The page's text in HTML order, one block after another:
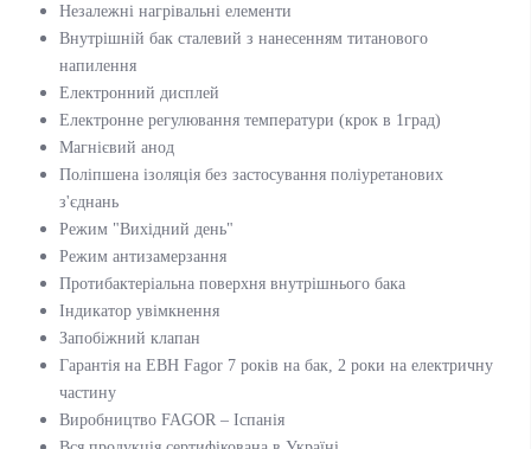
Незалежні нагрівальні елементи
Внутрішній бак сталевий з нанесенням титанового
напилення
Електронний дисплей
Електронне регулювання температури (крок в 1град)
Магнієвий анод
Поліпшена ізоляція без застосування поліуретанових
з'єднань
Режим "Вихідний день"
Режим антизамерзання
Протибактеріальна поверхня внутрішнього бака
Індикатор увімкнення
Запобіжний клапан
Гарантія на ЕВН Fagor 7 років на бак, 2 роки на електричну
частину
Виробництво FAGOR – Іспанія